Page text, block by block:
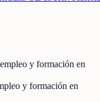
y formación en
y formación en